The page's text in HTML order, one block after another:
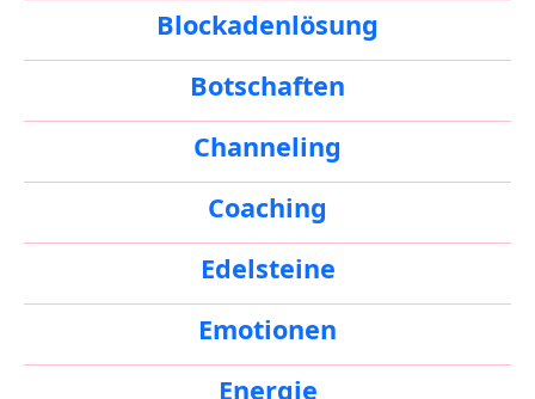
Blockadenlösung
Botschaften
Channeling
Coaching
Edelsteine
Emotionen
Energie